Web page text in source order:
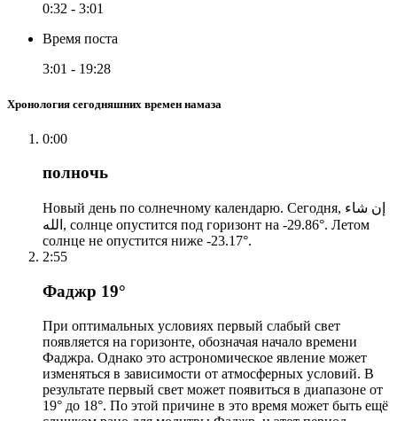
0:32 - 3:01
Время поста
3:01 - 19:28
Хронология сегодняшних времен намаза
0:00
полночь
Новый день по солнечному календарю. Сегодня, إن شاء
الله, солнце опустится под горизонт на -29.86°. Летом
солнце не опустится ниже -23.17°.
2:55
Фаджр 19°
При оптимальных условиях первый слабый свет
появляется на горизонте, обозначая начало времени
Фаджра. Однако это астрономическое явление может
изменяться в зависимости от атмосферных условий. В
результате первый свет может появиться в диапазоне от
19° до 18°. По этой причине в это время может быть ещё